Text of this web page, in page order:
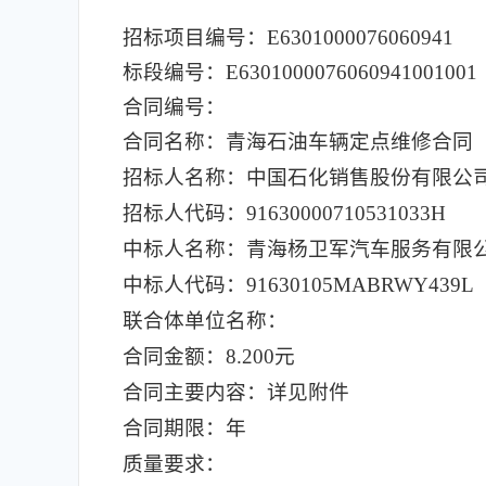
招标项目编号：E6301000076060941
标段编号：E6301000076060941001001
合同编号：
合同名称：青海石油车辆定点维修合同
招标人名称：中国石化销售股份有限公
招标人代码：91630000710531033H
中标人名称：青海杨卫军汽车服务有限
中标人代码：91630105MABRWY439L
联合体单位名称：
合同金额：8.200元
合同主要内容：详见附件
合同期限：年
质量要求：